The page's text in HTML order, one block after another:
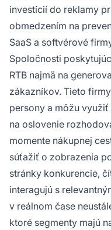
investícií do reklamy
obmedzením na
SaaS a softvérové
Spoločnosti
RTB najmä na
zákazníkov. Tieto
persony a môžu
na oslovenie
momente nákupnej
súťažiť o zobrazenia
stránky konkurencie,
interagujú s
v reálnom čase
ktoré segmenty majú